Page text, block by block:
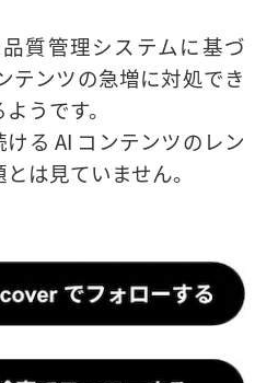
質管理システムに基づ
テンツの急増に対処でき
うです。
る AI コンテンツのレン
は見ていません。